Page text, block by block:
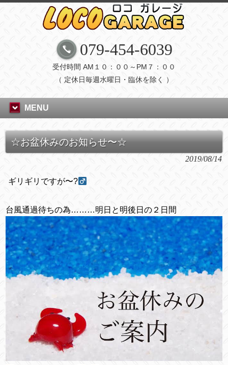
079-454-6039
受付時間 AM１０：００～PM７：００
（ 定休日毎週水曜日・臨休を除く ）
MENU
☆お盆休みのお知らせ〜☆
2019/08/14
ギリギリですが〜?‍
台風通過待ちの為………明日と明後日の２日間